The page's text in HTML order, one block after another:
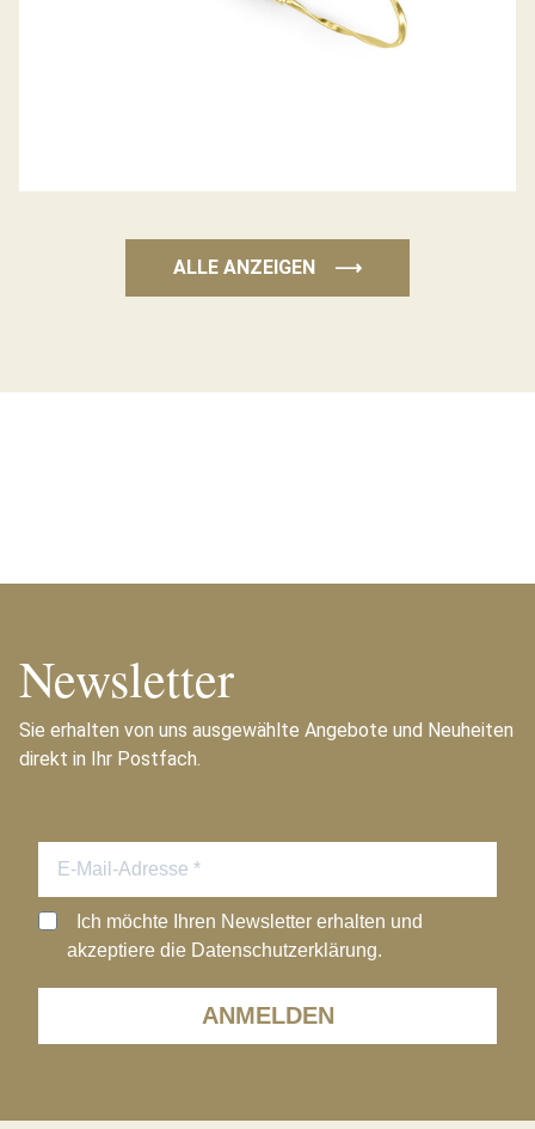
ALLE ANZEIGEN ⟶
Newsletter
Sie erhalten von uns ausgewählte Angebote und Neuheiten
direkt in Ihr Postfach.
ANMELDEN
Ich möchte Ihren Newsletter erhalten und
akzeptiere die Datenschutzerklärung.